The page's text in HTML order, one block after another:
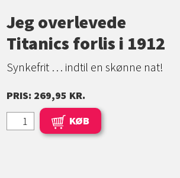
Jeg overlevede
Titanics forlis i 1912
Synkefrit … indtil en skønne nat!
PRIS: 269,95 KR.
KØB